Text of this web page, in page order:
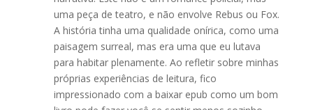
uma peça de teatro, e não envolve Rebus ou Fox.
A história tinha uma qualidade onírica, como uma
paisagem surreal, mas era uma que eu lutava
para habitar plenamente. Ao refletir sobre minhas
próprias experiências de leitura, fico
impressionado com a baixar epub como um bom